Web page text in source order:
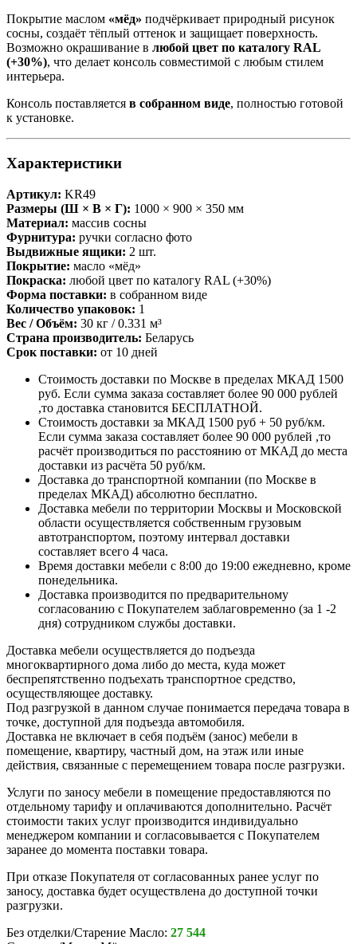
Покрытие маслом «мёд» подчёркивает природный рисунок
сосны, создаёт тёплый оттенок и защищает поверхность.
Возможно окрашивание в любой цвет по каталогу RAL
(+30%), что делает консоль совместимой с любым стилем
интерьера.
Консоль поставляется в собранном виде, полностью готовой
к установке.
Характеристики
Артикул: KR49
Размеры (Ш × В × Г): 1000 × 900 × 350 мм
Материал: массив сосны
Фурнитура: ручки согласно фото
Выдвижные ящики: 2 шт.
Покрытие: масло «мёд»
Покраска: любой цвет по каталогу RAL (+30%)
Форма поставки: в собранном виде
Количество упаковок: 1
Вес / Объём: 30 кг / 0.331 м³
Страна производитель: Беларусь
Срок поставки: от 10 дней
Стоимость доставки по Москве в пределах МКАД 1500
руб. Если сумма заказа составляет более 90 000 рублей
,то доставка становится БЕСПЛАТНОЙ.
Стоимость доставки за МКАД 1500 руб + 50 руб/км.
Если сумма заказа составляет более 90 000 рублей ,то
расчёт производиться по расстоянию от МКАД до места
доставки из расчёта 50 руб/км.
Доставка до транспортной компании (по Москве в
пределах МКАД) абсолютно бесплатно.
Доставка мебели по территории Москвы и Московской
области осуществляется собственным грузовым
автотранспортом, поэтому интервал доставки
составляет всего 4 часа.
Время доставки мебели с 8:00 до 19:00 ежедневно, кроме
понедельника.
Доставка производится по предварительному
согласованию с Покупателем заблаговременно (за 1 -2
дня) сотрудником службы доставки.
Доставка мебели осуществляется до подъезда
многоквартирного дома либо до места, куда может
беспрепятственно подъехать транспортное средство,
осуществляющее доставку.
Под разгрузкой в данном случае понимается передача товара в
точке, доступной для подъезда автомобиля.
Доставка не включает в себя подъём (занос) мебели в
помещение, квартиру, частный дом, на этаж или иные
действия, связанные с перемещением товара после разгрузки.
Услуги по заносу мебели в помещение предоставляются по
отдельному тарифу и оплачиваются дополнительно. Расчёт
стоимости таких услуг производится индивидуально
менеджером компании и согласовывается с Покупателем
заранее до момента поставки товара.
При отказе Покупателя от согласованных ранее услуг по
заносу, доставка будет осуществлена до доступной точки
разгрузки.
Без отделки/Старение Масло: 27 544